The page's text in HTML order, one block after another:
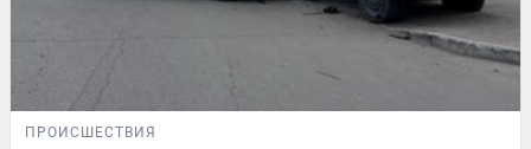
ПРОИСШЕСТВИЯ